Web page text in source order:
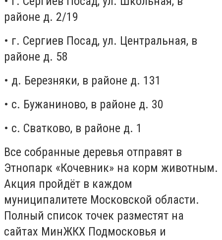
районе д. 2/19
• г. Сергиев Посад, ул. Центральная, в
районе д. 58
• д. Березняки, в районе д. 131
• с. Бужаниново, в районе д. 30
• с. Сватково, в районе д. 1
Все собранные деревья отправят в
Этнопарк «Кочевник» на корм животным.
Акция пройдёт в каждом
муниципалитете Московской области.
Полный список точек разместят на
сайтах МинЖКХ Подмосковья и